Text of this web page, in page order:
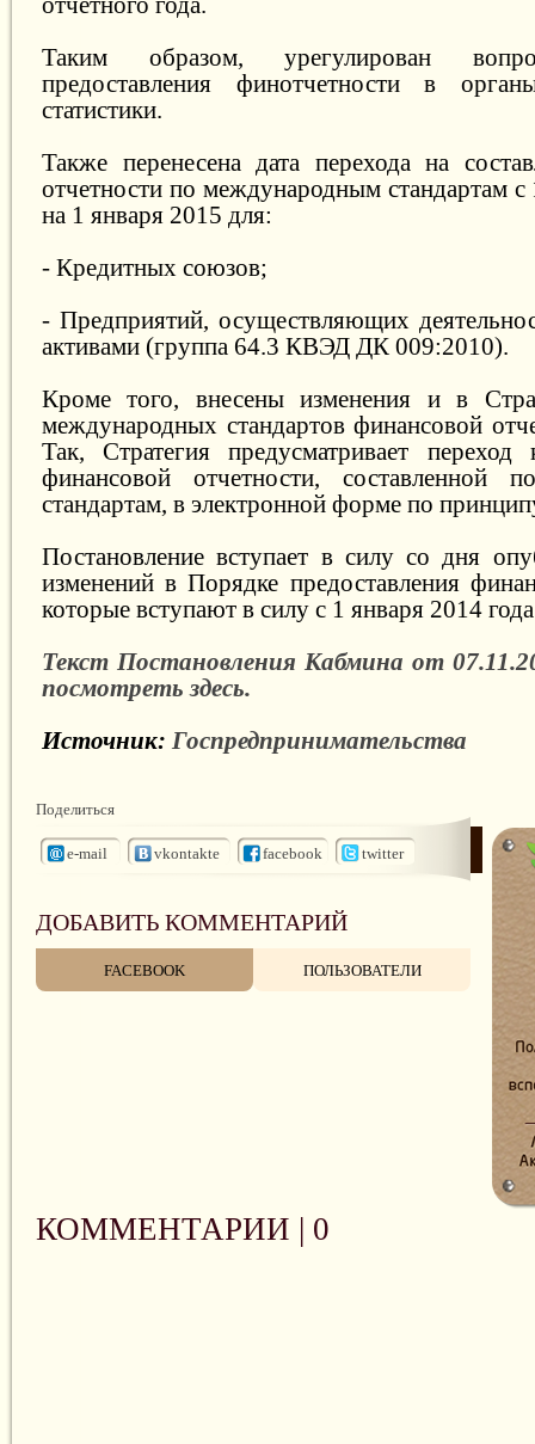
Таким образом, урегулирован
предоставления финотчетности в
статистики.
Также перенесена дата перехода на
отчетности по международным стандартам с
на 1 января 2015 для:
- Кредитных союзов;
- Предприятий, осуществляющих
активами (группа 64.3 КВЭД ДК 009:2010).
Кроме того, внесены изменения и в
международных стандартов финансовой
Так, Стратегия предусматривает переход
финансовой отчетности, составленной
стандартам, в электронной форме по
Постановление вступает в силу со дня
изменений в Порядке предоставления
которые вступают в силу с 1 января 2014
Текст Постановления Кабмина от
посмотреть здесь.
Источник: Госпредпринимательства
Поделиться
e-mail vkontakte facebook twitter
ДОБАВИТЬ КОММЕНТАРИЙ
FACEBOOK ПОЛЬЗОВАТЕЛИ
КОММЕНТАРИИ | 0